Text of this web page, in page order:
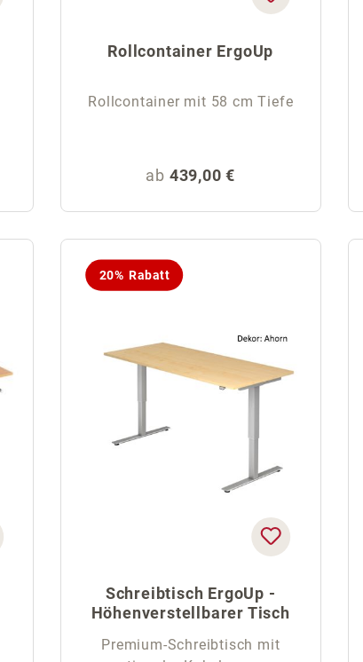
Rollcontainer ErgoUp
Rollcontainer mit 58 cm Tiefe
Regulärer Preis:
ab 439,00 €
20% Rabatt
Schreibtisch ErgoUp -
Höhenverstellbarer Tisch
Premium-Schreibtisch mit